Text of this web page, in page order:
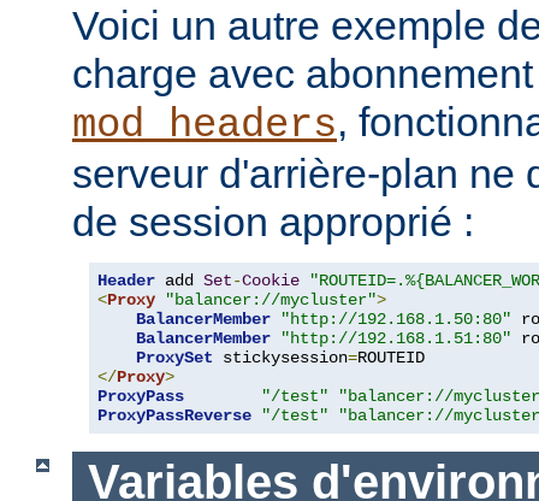
Voici un autre exemple
charge avec
mod_headers,
serveur d'arrière-plan ne
de session approprié :
Header add Set-Cookie
<Proxy "balancer://mycluster">
BalancerMember
"http://192.168.1.50:80"
BalancerMember
"http://192.168.1.51:80"
ProxySet stickysession=
</Proxy>
ProxyPass
"/test"
"balancer://
ProxyPassReverse
"/test" "balancer://
Variables